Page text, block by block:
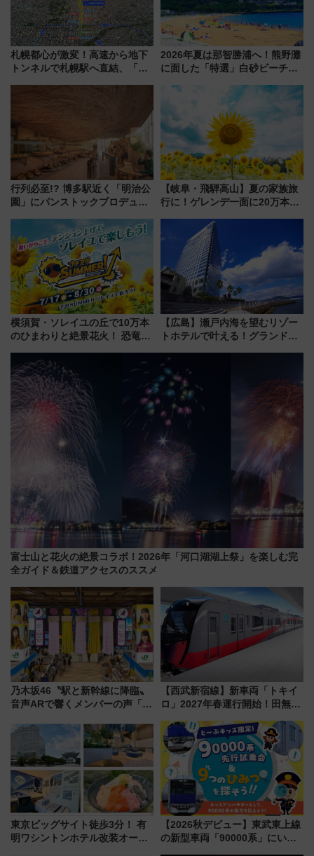
札幌都心が激変！高速から地下
トンネルで札幌駅へ直結、「創
2026年夏は那智勝浦へ！熊野灘
に面した「特選」白砂ビーチは
会」は8月11日開催！
行列必至!? 博多駅近く「明治公
園」にパンストックプロデュー
オープン 秋からはビストロ営業
も！
【岐阜・飛騨高山】夏の家族旅
行に！ゲレンデ一面に20万本の
アひまわり園」開園
横須賀・ソレイユの丘で10万本
のひまわりと絶景花火！ 恐竜や
帰りお出かけ最新情報（2026年
7月17日～開催）
【広島】瀬戸内海を望むリゾー
トホテルで叶える！グランドプ
ディング＆カジュアルパーティ
ープラン
富士山と花火の絶景コラボ！2026年「河口湖湖上祭」を楽しむ完
全ガイド＆鉄道アクセスのススメ
乃木坂46〝駅と新幹線に降臨〟
音声ARで響くメンバーの声「真
【西武新宿線】新車両「トキイ
ロ」2027年春運行開始！田無・
「第2弾」も
東京ビッグサイト徒歩3分！ 有
明ワシントンホテル改装オープ
【2026秋デビュー】東武東上線
の新型車両「90000系」にいち